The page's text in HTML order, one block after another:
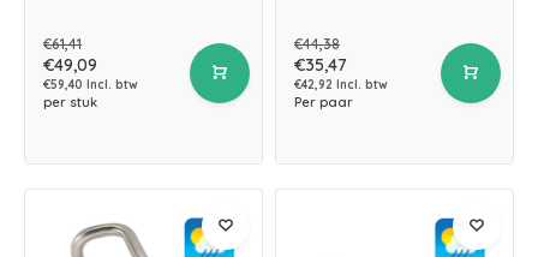
€61,41
€49,09
€59,40 Incl. btw
per stuk
€44,38
€35,47
€42,92 Incl. btw
Per paar